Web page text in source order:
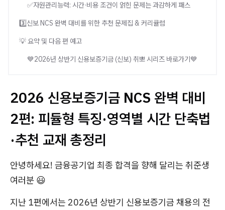
✅자원관리능력: 시간·비용 조건이 얽힌 문제는 과감하게 패스
3️⃣신보 NCS 완벽 대비를 위한 추천 문제집 & 커리큘럼
💡 요약 및 다음 편 예고
💙2026년 상반기 신용보증기금 (신보) 취뽀 시리즈 바로가기💙
2026 신용보증기금 NCS 완벽 대비
2편: 피듈형 특징·영역별 시간 단축법
·추천 교재 총정리
안녕하세요! 금융공기업 최종 합격을 향해 달리는 취준생
여러분 😃
지난 1편에서는 2026년 상반기 신용보증기금 채용의 전